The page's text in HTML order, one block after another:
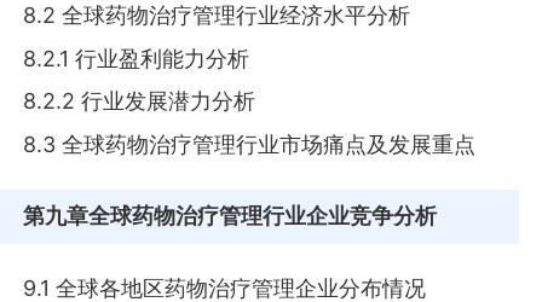
8.2 全球药物治疗管理行业经济水平分析
8.2.1 行业盈利能力分析
8.2.2 行业发展潜力分析
8.3 全球药物治疗管理行业市场痛点及发展重点
第九章全球药物治疗管理行业企业竞争分析
9.1 全球各地区药物治疗管理企业分布情况